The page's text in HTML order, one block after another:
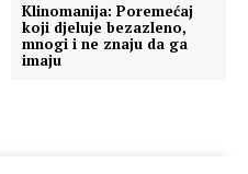
Klinomanija: Poremećaj
koji djeluje bezazleno,
mnogi i ne znaju da ga
imaju